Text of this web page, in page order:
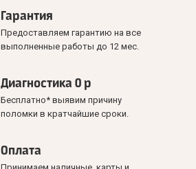
Гарантия
Предоставляем гарантию на все
выполненные работы до 12 мес.
Диагностика 0 р
Бесплатно* выявим причину
поломки в кратчайшие сроки.
Оплата